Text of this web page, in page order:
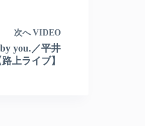
次へVIDEO
you.／平井
上ライブ】